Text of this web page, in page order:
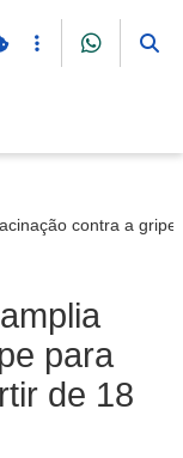
contra a
para
de 18